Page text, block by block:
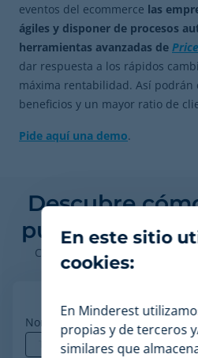
eventos del ecommerce las
ágiles y disponer de procesos
herramientas avanzadas de
dar respuesta a los rápidos
máxima rentabilidad. Así podrán
beneficios y un mayor ratio de
Pide aquí una demo.
Descubre
puede
Contacta con nuestros
plataforma en
Nombre
En este sitio
cookies:
En Minderest
propias y de terceros
similares que